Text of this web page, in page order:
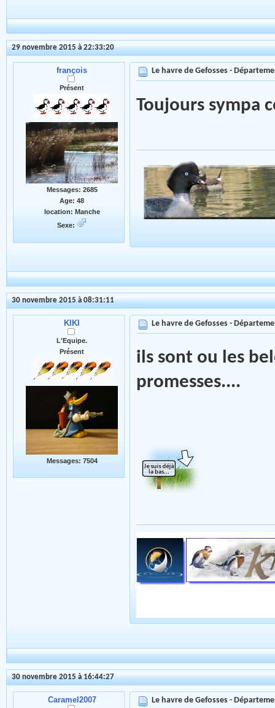
29 novembre 2015 à 22:33:20
françois
Présent
Messages: 2685
Age: 48
location: Manche
Sexe:
Le havre de Gefosses -
Toujours sympa
30 novembre 2015 à 08:31:11
KIKI
L'Equipe.
Présent
Messages: 7504
Le havre de Gefosses -
ils sont ou les
promesses....
30 novembre 2015 à 16:44:27
Caramel2007 Le havre de Gefosses -